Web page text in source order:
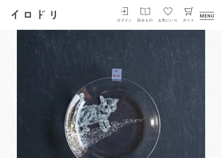
イロドリ
ログイン 読みもの お気にいり カート